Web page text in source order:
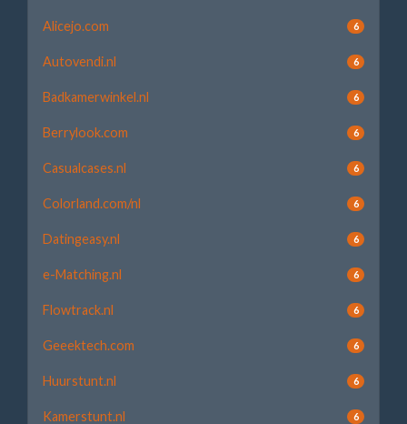
Alicejo.com 6
Autovendi.nl 6
Badkamerwinkel.nl 6
Berrylook.com 6
Casualcases.nl 6
Colorland.com/nl 6
Datingeasy.nl 6
e-Matching.nl 6
Flowtrack.nl 6
Geeektech.com 6
Huurstunt.nl 6
Kamerstunt.nl 6